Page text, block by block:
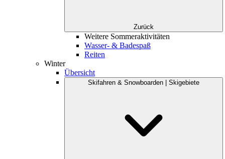
Zurück
Weitere Sommeraktivitäten
Wasser- & Badespaß
Reiten
Winter
Übersicht
Skifahren & Snowboarden | Skigebiete